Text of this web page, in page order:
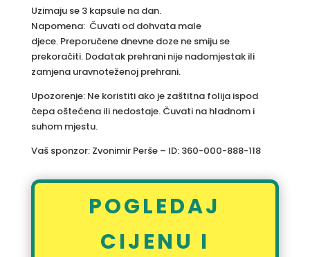
Uzimaju se 3 kapsule na dan.
Napomena: Čuvati od dohvata male
djece. Preporučene dnevne doze ne smiju se
prekoračiti. Dodatak prehrani nije nadomjestak ili
zamjena uravnoteženoj prehrani.
Upozorenje: Ne koristiti ako je zaštitna folija ispod
čepa oštećena ili nedostaje. Čuvati na hladnom i
suhom mjestu.
Vaš sponzor: Zvonimir Perše – ID: 360-000-888-118
POGLEDAJ
CIJENU I